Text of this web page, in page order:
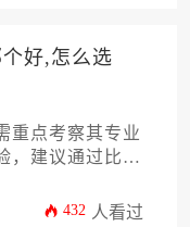
好,怎么选
重点考察其专业
，建议通过比对
432 人看过